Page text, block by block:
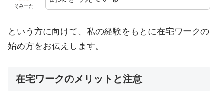
そみーた
という方に向けて、私の経験をもとに在宅ワークの
始め方をお伝えします。
在宅ワークのメリットと注意